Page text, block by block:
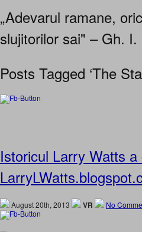
„Adevarul ramane,
slujitorilor sai" – Gh. I.
Posts Tagged ‘The
Istoricul Larry Watts
August 20th, 2013 VR No